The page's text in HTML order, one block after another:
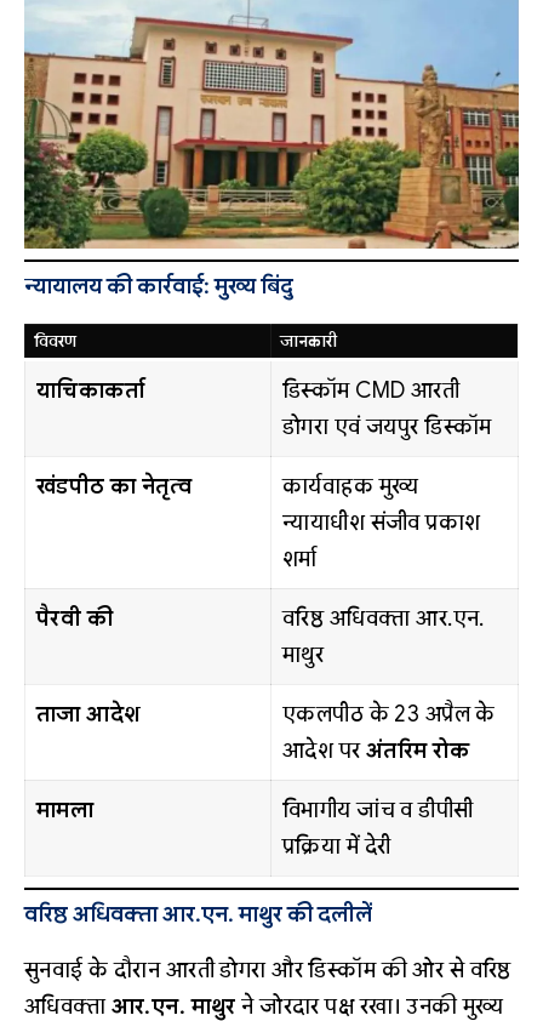
न्यायालय की कार्रवाई: मुख्य बिंदु
विवरण जानकारी
याचिकाकर्ता
डिस्कॉम CMD आरती
डोगरा एवं जयपुर डिस्कॉम
खंडपीठ का नेतृत्व
कार्यवाहक मुख्य
न्यायाधीश संजीव प्रकाश
शर्मा
पैरवी की
वरिष्ठ अधिवक्ता आर.एन.
माथुर
ताजा आदेश
एकलपीठ के 23 अप्रैल के
आदेश परअंतरिम रोक
मामला
विभागीय जांच व डीपीसी
प्रक्रिया में देरी
वरिष्ठ अधिवक्ता आर.एन. माथुर की दलीलें
सुनवाई के दौरान आरती डोगरा और डिस्कॉम की ओर से वरिष्ठ
अधिवक्ताआर.एन. माथुर ने जोरदार पक्ष रखा। उनकी मुख्य